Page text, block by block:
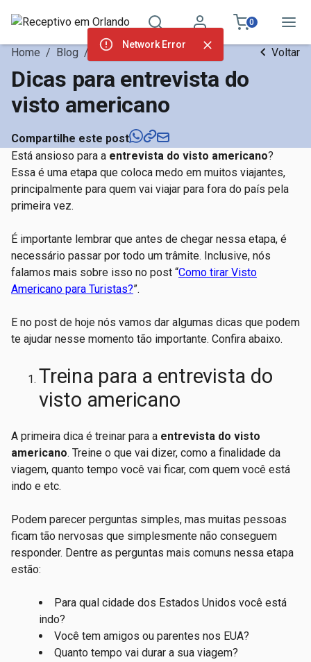
0
Home / Blog / Dicas de Orlando Voltar
Dicas para entrevista do
visto americano
Compartilhe este post
Está ansioso para a entrevista do visto americano?
Essa é uma etapa que coloca medo em muitos viajantes,
principalmente para quem vai viajar para fora do país pela
primeira vez.
É importante lembrar que antes de chegar nessa etapa, é
necessário passar por todo um trâmite. Inclusive, nós
falamos mais sobre isso no post “Como tirar Visto
Americano para Turistas?”.
E no post de hoje nós vamos dar algumas dicas que podem
te ajudar nesse momento tão importante. Confira abaixo.
Treina para a entrevista do
visto americano
A primeira dica é treinar para a entrevista do visto
americano. Treine o que vai dizer, como a finalidade da
viagem, quanto tempo você vai ficar, com quem você está
indo e etc.
Podem parecer perguntas simples, mas muitas pessoas
ficam tão nervosas que simplesmente não conseguem
responder. Dentre as perguntas mais comuns nessa etapa
estão:
Para qual cidade dos Estados Unidos você está
indo?
Você tem amigos ou parentes nos EUA?
Quanto tempo vai durar a sua viagem?
Network Error